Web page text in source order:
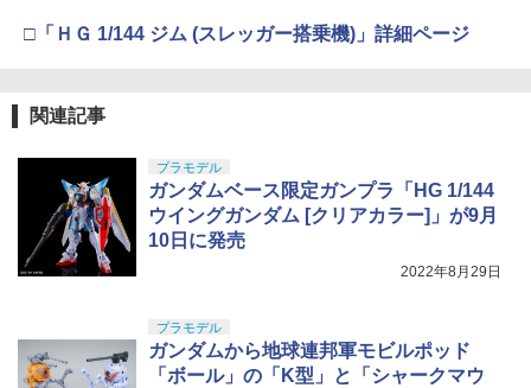
□「ＨＧ 1/144 ジム (スレッガー搭乗機)」詳細ページ
関連記事
プラモデル
ガンダムベース限定ガンプラ「HG 1/144
ウイングガンダム [クリアカラー]」が9月
10日に発売
2022年8月29日
プラモデル
ガンダムから地球連邦軍モビルポッド
「ボール」の「K型」と「シャークマウ